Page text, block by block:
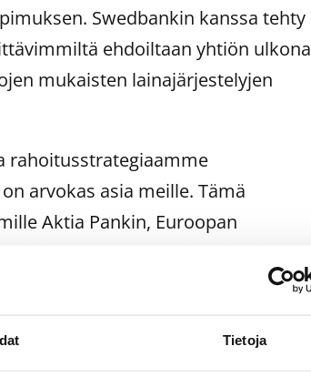
Tietoja
Swedbankin kanssa tehty
ehdoiltaan yhtiön ulkona
mukaisten lainajärjestelyjen
rahoitusstrategiaamme
arvokas asia meille. Tämä
Aktia Pankin, Euroopan
muuttaa rahoitusrakennettaan